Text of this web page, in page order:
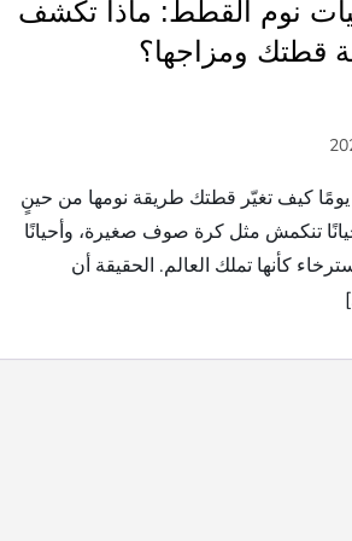
نوم القطط: ماذا تكشف
قطتك ومزاجها؟
كيف تغيّر قطتك طريقة نومها من حينٍ
تنكمش مثل كرة صوف صغيرة، وأحيانًا
كأنها تملك العالم. الحقيقة أن